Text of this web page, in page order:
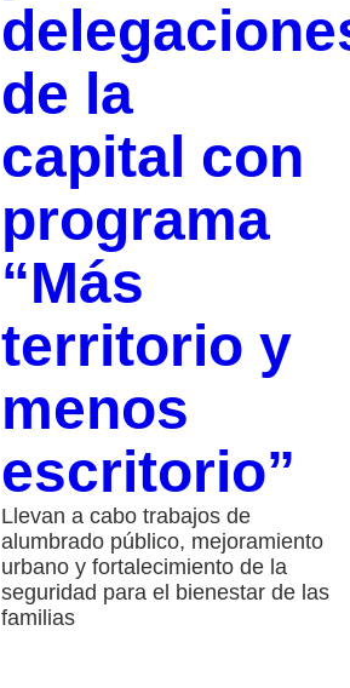
de la
capital con
programa
“Más
territorio y
menos
escritorio”
Llevan a cabo trabajos de
alumbrado público, mejoramiento
urbano y fortalecimiento de la
seguridad para el bienestar de las
familias